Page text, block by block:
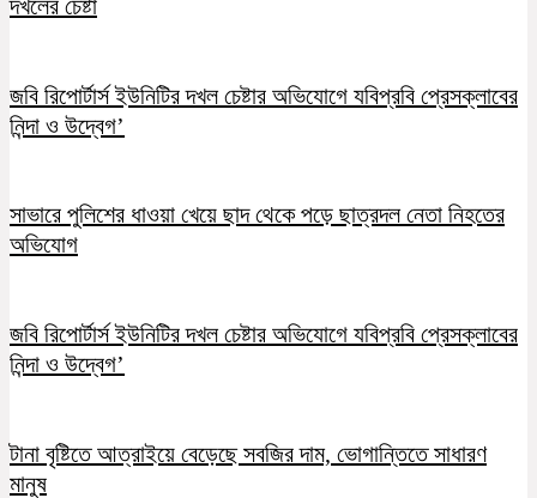
দখলের চেষ্টা
জবি রিপোর্টার্স ইউনিটির দখল চেষ্টার অভিযোগে যবিপ্রবি প্রেসক্লাবের
নিন্দা ও উদ্বেগ’
সাভারে পুলিশের ধাওয়া খেয়ে ছাদ থেকে পড়ে ছাত্রদল নেতা নিহতের
অভিযোগ
জবি রিপোর্টার্স ইউনিটির দখল চেষ্টার অভিযোগে যবিপ্রবি প্রেসক্লাবের
নিন্দা ও উদ্বেগ’
টানা বৃষ্টিতে আত্রাইয়ে বেড়েছে সবজির দাম, ভোগান্তিতে সাধারণ
মানুষ